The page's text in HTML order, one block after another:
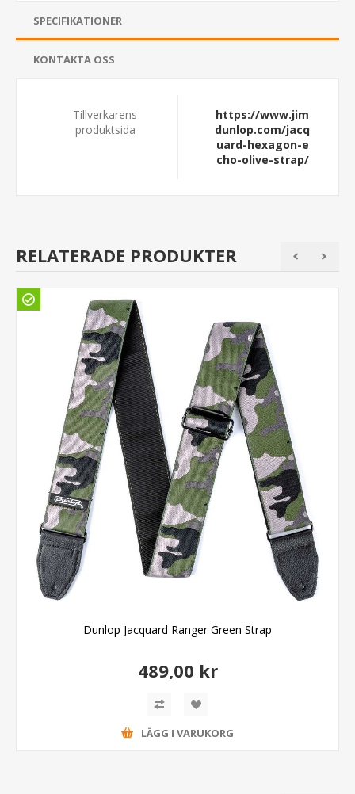
SPECIFIKATIONER
KONTAKTA OSS
Tillverkarens
produktsida
https://www.jim
dunlop.com/jacq
uard-hexagon-e
cho-olive-strap/
RELATERADE PRODUKTER
Dunlop Jacquard Ranger Green Strap
489,00 kr
LÄGG I VARUKORG